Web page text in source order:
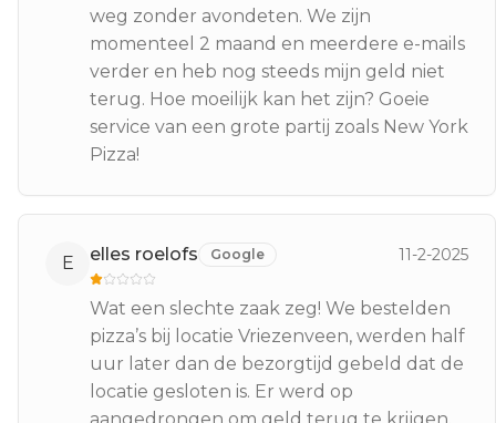
weg zonder avondeten. We zijn
momenteel 2 maand en meerdere e-mails
verder en heb nog steeds mijn geld niet
terug. Hoe moeilijk kan het zijn? Goeie
service van een grote partij zoals New York
Pizza!
E elles roelofs Google 11-2-2025
Wat een slechte zaak zeg! We bestelden
pizza’s bij locatie Vriezenveen, werden half
uur later dan de bezorgtijd gebeld dat de
locatie gesloten is. Er werd op